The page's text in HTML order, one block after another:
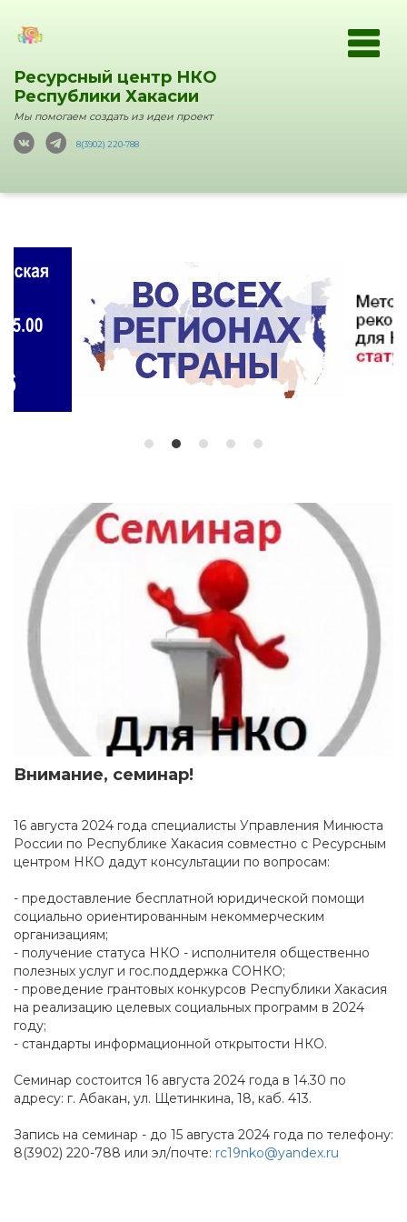
Ресурсный центр НКО
Республики Хакасии
Мы помогаем создать из идеи проект
8(3902) 220-788
Внимание, семинар!
16 августа 2024 года специалисты Управления Минюста
России по Республике Хакасия совместно с Ресурсным
центром НКО дадут консультации по вопросам:
- предоставление бесплатной юридической помощи
социально ориентированным некоммерческим
организациям;
- получение статуса НКО - исполнителя общественно
полезных услуг и гос.поддержка СОНКО;
- проведение грантовых конкурсов Республики Хакасия
на реализацию целевых социальных программ в 2024
году;
- стандарты информационной открытости НКО.
Семинар состоится 16 августа 2024 года в 14.30 по
адресу: г. Абакан, ул. Щетинкина, 18, каб. 413.
Запись на семинар - до 15 августа 2024 года по телефону:
8(3902) 220-788 или эл/почте: rc19nko@yandex.ru